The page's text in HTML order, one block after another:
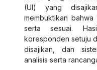
(UI) yang
membuktikan
serta sesuai.
koresponden setuju
disajikan, dan
analisis serta